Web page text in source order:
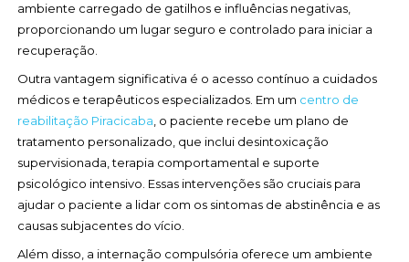
ambiente carregado de gatilhos e influências negativas,
proporcionando um lugar seguro e controlado para iniciar a
recuperação.
Outra vantagem significativa é o acesso contínuo a cuidados
médicos e terapêuticos especializados. Em um centro de
reabilitação Piracicaba , o paciente recebe um plano de
tratamento personalizado, que inclui desintoxicação
supervisionada, terapia comportamental e suporte
psicológico intensivo. Essas intervenções são cruciais para
ajudar o paciente a lidar com os sintomas de abstinência e as
causas subjacentes do vício.
Além disso, a internação compulsória oferece um ambiente